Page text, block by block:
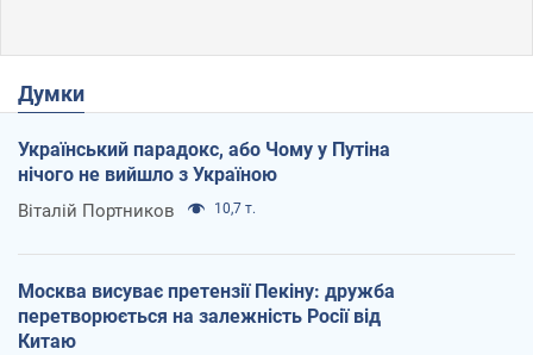
Думки
Український парадокс, або Чому у Путіна
нічого не вийшло з Україною
Віталій Портников 10,7 т.
Москва висуває претензії Пекіну: дружба
перетворюється на залежність Росії від
Китаю